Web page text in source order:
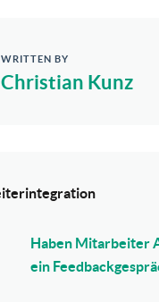
WRITTEN BY
Christian Kunz
Haben Mitarbeiter
ein